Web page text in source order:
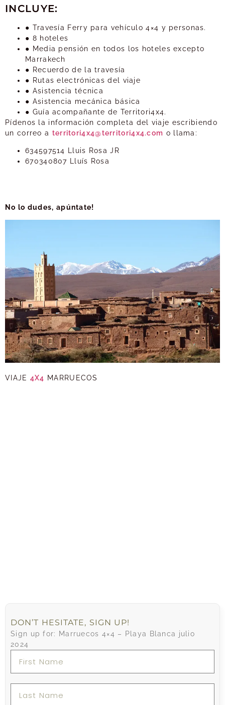
INCLUYE:
● Travesía Ferry para vehículo 4×4 y personas.
● 8 hoteles
● Media pensión en todos los hoteles excepto
Marrakech
● Recuerdo de la travesía
● Rutas electrónicas del viaje
● Asistencia técnica
● Asistencia mecánica básica
● Guía acompañante de Territori4x4.
Pídenos la información completa del viaje escribiendo
un correo a territori4x4@territori4x4.com o llama:
634597514 Lluis Rosa JR
670340807 Lluís Rosa
No lo dudes, apúntate!
VIAJE 4X4 MARRUECOS
DON’T HESITATE, SIGN UP!
Sign up for: Marruecos 4×4 – Playa Blanca julio
2024